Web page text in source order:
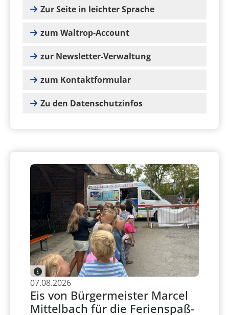
Zur Seite in leichter Sprache
zum Waltrop-Account
zur Newsletter-Verwaltung
zum Kontaktformular
Zu den Datenschutzinfos
07.08.2026
Eis von Bürgermeister Marcel
Mittelbach für die Ferienspaß-